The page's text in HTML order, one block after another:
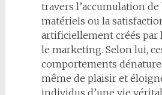
travers l’accumulation de
matériels ou la
artificiellement créés par
le marketing. Selon lui,
comportements
même de plaisir et